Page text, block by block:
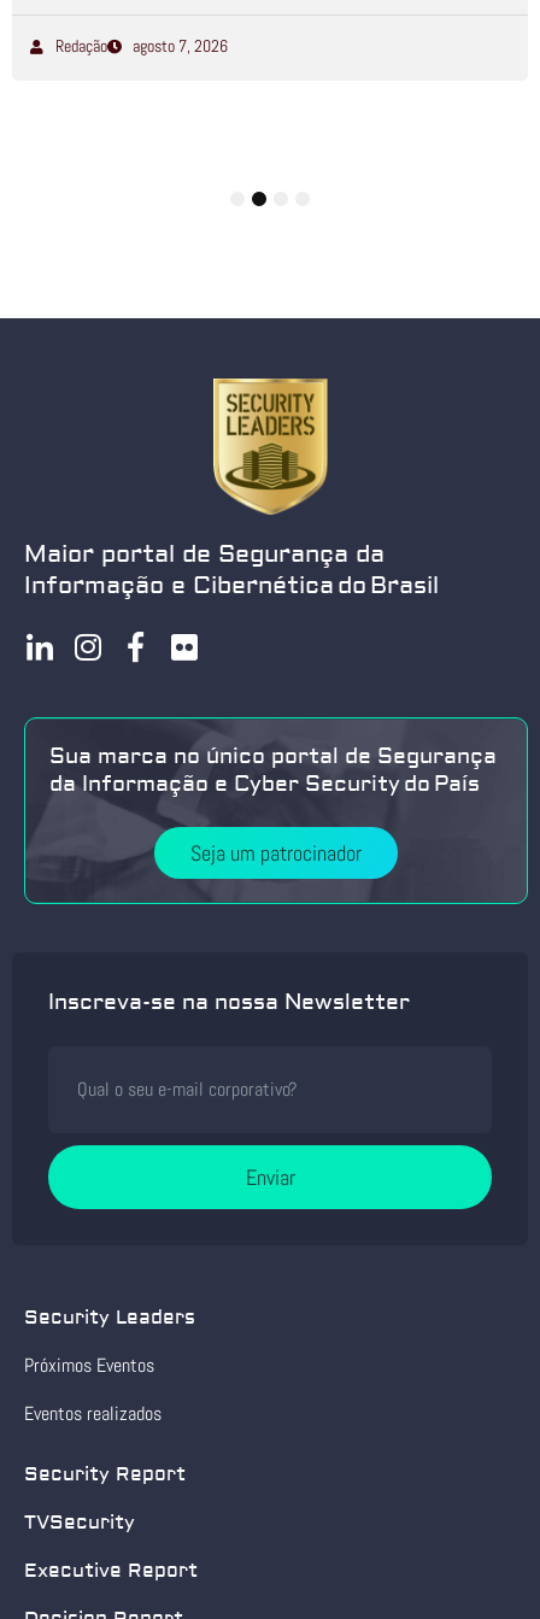
Redação agosto 7, 2026
Maior portal de Segurança da
Informação e Cibernética do Brasil
Sua marca no único portal de Segurança
da Informação e Cyber Security do País
Seja um patrocinador
Inscreva-se na nossa Newsletter
Enviar
Security Leaders
Próximos Eventos
Eventos realizados
Security Report
TVSecurity
Executive Report